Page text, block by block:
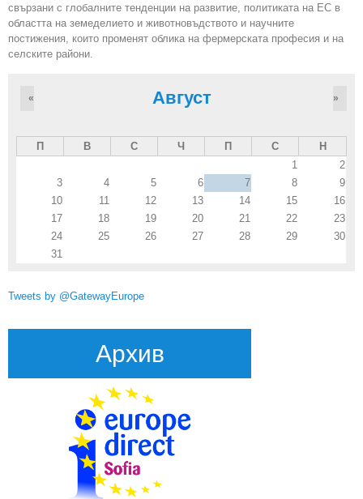
свързани с глобалните тенденции на развитие, политиката на ЕС в
областта на земеделието и животновъдството и научните
постижения, които променят облика на фермерската професия и на
селските райони.
Август
« »
П В С Ч П С
Н
1
2
3
4 5 6 7 8
9
10
11 12 13 14 15
16
17
18 19 20 21 22
23
24
25 26 27 28 29
30
31
Tweets by @GatewayEurope
Архив